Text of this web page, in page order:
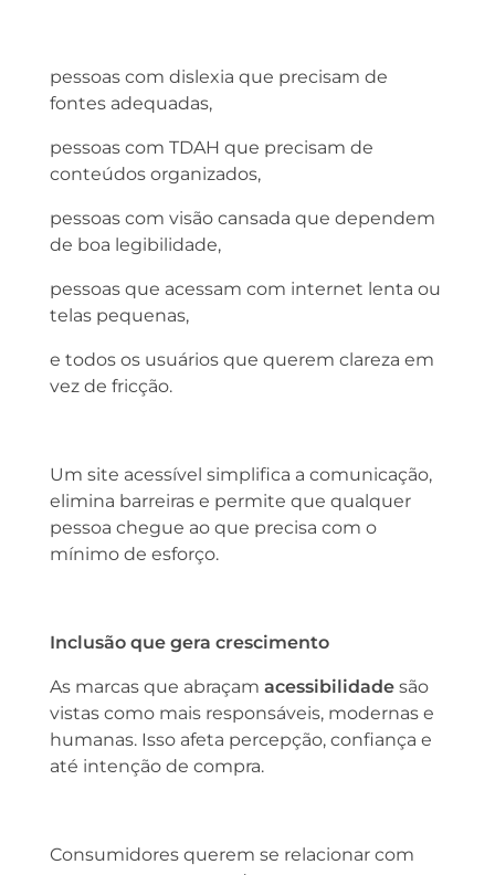
pessoas com dislexia que precisam de
fontes adequadas,
pessoas com TDAH que precisam de
conteúdos organizados,
pessoas com visão cansada que dependem
de boa legibilidade,
pessoas que acessam com internet lenta ou
telas pequenas,
e todos os usuários que querem clareza em
vez de fricção.
Um site acessível simplifica a comunicação,
elimina barreiras e permite que qualquer
pessoa chegue ao que precisa com o
mínimo de esforço.
Inclusão que gera crescimento
As marcas que abraçam acessibilidade são
vistas como mais responsáveis, modernas e
humanas. Isso afeta percepção, confiança e
até intenção de compra.
Consumidores querem se relacionar com